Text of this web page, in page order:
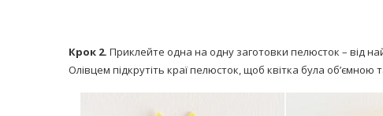
Крок 2. Приклейте одна на одну заготовки пелюсток – від
Олівцем підкрутіть краї пелюсток, щоб квітка була